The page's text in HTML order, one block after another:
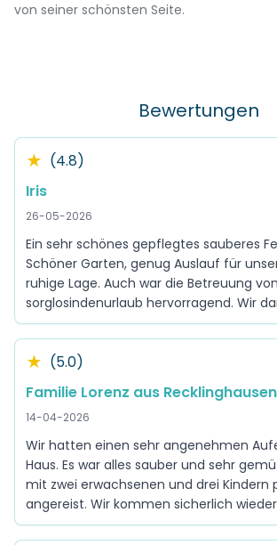
von seiner schönsten Seite.
Bewertungen
★ (4.8)
Iris
26-05-2026
Ein sehr schönes gepflegtes sauberes
Schöner Garten, genug Auslauf für
ruhige Lage. Auch war die Betreuung von
sorglosindenurlaub hervorragend. Wir
★ (5.0)
Familie Lorenz aus Recklinghausen
14-04-2026
Wir hatten einen sehr angenehmen
Haus. Es war alles sauber und sehr
mit zwei erwachsenen und drei Kindern
angereist. Wir kommen sicherlich